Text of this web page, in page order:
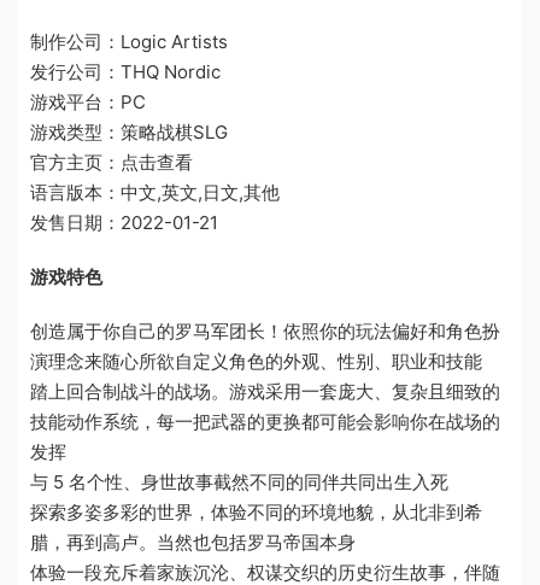
制作公司：Logic Artists
发行公司：THQ Nordic
游戏平台：PC
游戏类型：策略战棋SLG
官方主页：点击查看
语言版本：中文,英文,日文,其他
发售日期：2022-01-21
游戏特色
创造属于你自己的罗马军团长！依照你的玩法偏好和角色扮
演理念来随心所欲自定义角色的外观、性别、职业和技能
踏上回合制战斗的战场。游戏采用一套庞大、复杂且细致的
技能动作系统，每一把武器的更换都可能会影响你在战场的
发挥
与 5 名个性、身世故事截然不同的同伴共同出生入死
探索多姿多彩的世界，体验不同的环境地貌，从北非到希
腊，再到高卢。当然也包括罗马帝国本身
体验一段充斥着家族沉沦、权谋交织的历史衍生故事，伴随